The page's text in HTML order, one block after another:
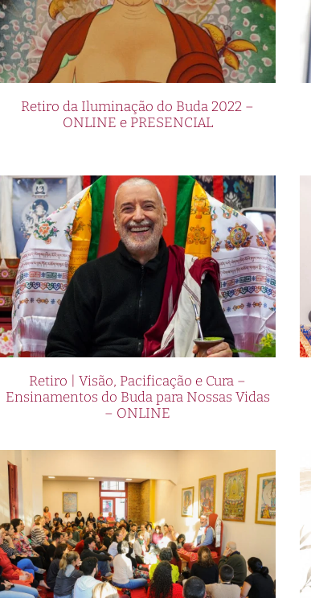
Retiro da Iluminação do Buda 2022 –
ONLINE e PRESENCIAL
Retiro | Visão, Pacificação e Cura –
Ensinamentos do Buda para Nossas Vidas
– ONLINE